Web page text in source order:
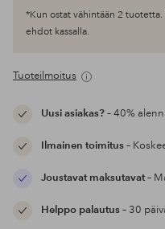
*Kun ostat vähintään 2 tuotetta.
ehdot kassalla.
Tuoteilmoitus
Uusi asiakas?– 40%
Ilmainen toimitus–
Joustavat maksutavat–
Helppo palautus– 30